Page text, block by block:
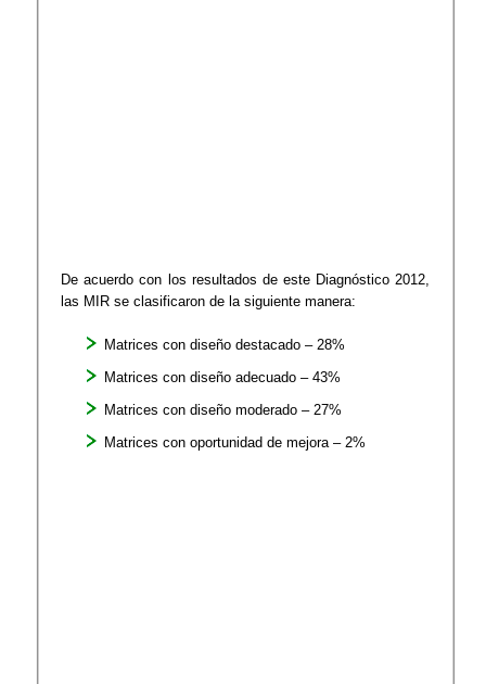
De acuerdo con los resultados de este Diagnóstico 2012,
las MIR se clasificaron de la siguiente manera:
Matrices con diseño destacado – 28%
Matrices con diseño adecuado – 43%
Matrices con diseño moderado – 27%
Matrices con oportunidad de mejora – 2%